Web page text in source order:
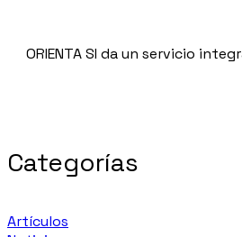
ORIENTA SI da un servicio
Categorías
Artículos